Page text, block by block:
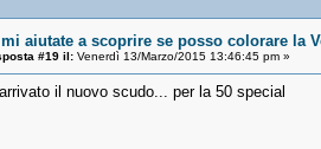
aiutate a scoprire se posso colorare la
#19 il: Venerdì 13/Marzo/2015 13:46:45 pm »
il nuovo scudo... per la 50 special